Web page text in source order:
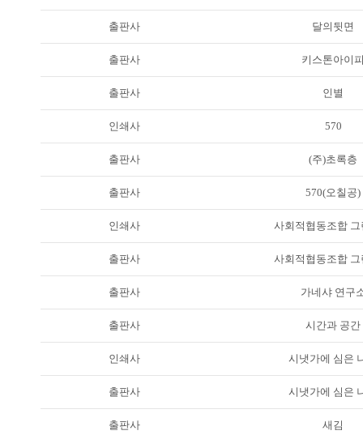
출판사 달의뒷면
출판사 키스톤아이
출판사 인별
인쇄사 570
출판사 (주)초록층
출판사 570(오칠공)
인쇄사 사회적협동조합
출판사 사회적협동조합
출판사 가네샤 연구
출판사 시간과 공간
인쇄사 시냇가에 심은
출판사 시냇가에 심은
출판사 새김